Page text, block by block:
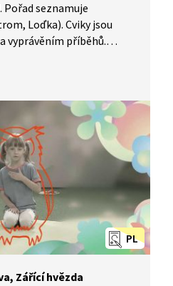
Pořad seznamuje
Loďka). Cviky jsou
vyprávěním příběhů.
PL
Zářící hvězda